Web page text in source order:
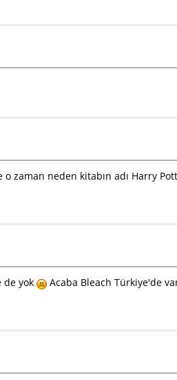
zaman neden kitabın adı Harry
de yok Acaba Bleach Türkiye'de